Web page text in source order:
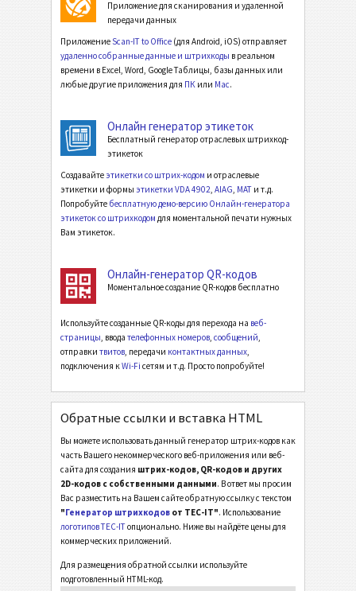
Приложение для сканирования и удаленной
передачи данных
Приложение Scan-IT to Office (для Android, iOS) отправляет
удаленно собранные данные и штрихкоды в реальном
времени в Excel, Word, Google Таблицы, базы данных или
любые другие приложения для ПК или Mac.
Онлайн генератор этикеток
Бесплатный генератор отраслевых штрихкод-
этикеток
Создавайте этикетки со штрих-кодом и отраслевые
этикетки и формы этикетки VDA 4902, AIAG, MAT и т.д.
Попробуйте бесплатную демо-версию Онлайн-генератора
этикеток со штрихкодом для моментальной печати нужных
Вам этикеток.
Онлайн-генератор QR-кодов
Моментальное создание QR-кодов бесплатно
Используйте созданные QR-коды для перехода на веб-
страницы, ввода телефонных номеров, сообщений,
отправки твитов, передачи контактных данных,
подключения кWi-Fi сетям и т.д. Просто попробуйте!
Обратные ссылки и вставка HTML
Вы можете использовать данный генератор штрих-кодов как
часть Вашего некоммерческого веб-приложения или веб-
сайта для создания штрих-кодов, QR-кодов и других
2D-кодов с собственными данными. В ответ мы просим
Вас разместить на Вашем сайте обратную ссылку с текстом
"Генератор штрихкодов от TEC-IT". Использование
логотипов TEC-ITопционально. Ниже вы найдёте цены для
коммерческих приложений.
Для размещения обратной ссылки используйте
подготовленный HTML-код.